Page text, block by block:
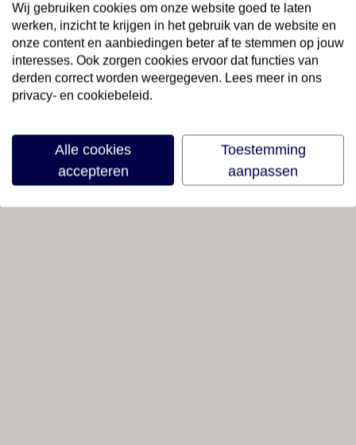
Wij gebruiken cookies om onze website goed te laten
werken, inzicht te krijgen in het gebruik van de website en
onze content en aanbiedingen beter af te stemmen op jouw
interesses. Ook zorgen cookies ervoor dat functies van
derden correct worden weergegeven. Lees meer in ons
privacy- en cookiebeleid.
Alle cookies
accepteren
Toestemming
aanpassen